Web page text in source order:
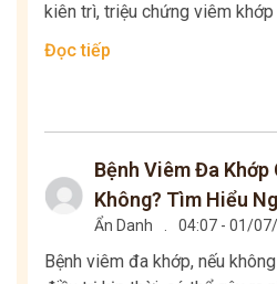
kiên trì, triệu chứng viêm khớp
Đọc tiếp
Bệnh Viêm Đa Khớp
Không? Tìm Hiểu
Ẩn Danh 04:07 - 01/
Bệnh viêm đa khớp, nếu